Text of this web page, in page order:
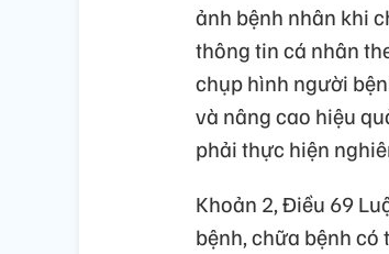
ảnh bệnh nhân khi
thông tin cá nhân
chụp hình người
và nâng cao hiệu
phải thực hiện
Khoản 2, Điều 69
bệnh, chữa bệnh có